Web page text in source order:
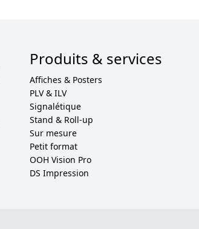
Produits & services
Affiches & Posters
PLV & ILV
Signalétique
Stand & Roll-up
Sur mesure
Petit format
OOH Vision Pro
DS Impression